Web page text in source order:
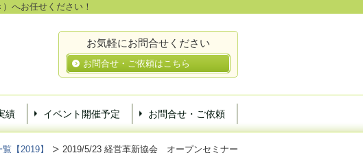
へお任せください！
お気軽にお問合せください
お問合せ・ご依頼はこちら
績 イベント開催予定 お問合せ・ご依頼
【2019】 2019/5/23 経営革新協会 オープンセミナー